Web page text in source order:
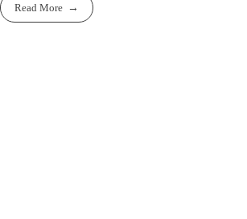
Read More